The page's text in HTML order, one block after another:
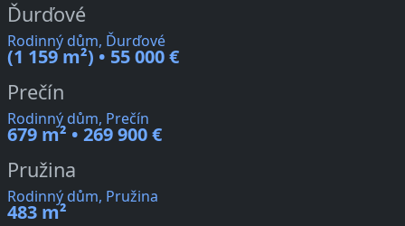
Ďurďové
Rodinný dům, Ďurďové
(1 159 m²) • 55 000 €
Prečín
Rodinný dům, Prečín
679 m² • 269 900 €
Pružina
Rodinný dům, Pružina
483 m²